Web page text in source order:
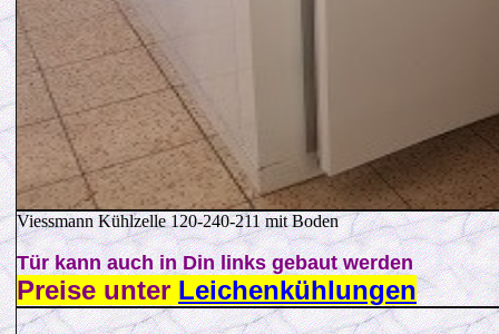
Viessmann Kühlzelle 120-240-211 mit Boden
Tür kann auch in Din links gebaut werden
Preise unter Leichenkühlungen